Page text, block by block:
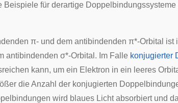
Beispiele für derartige Doppelbindungssysteme
π- und dem antibindenden π*-Orbital
antibindenden σ*-Orbital. Im Falle konjugierter
kann, um ein Elektron in ein leeres
die Anzahl der konjugierten
wird blaues Licht absorbiert und